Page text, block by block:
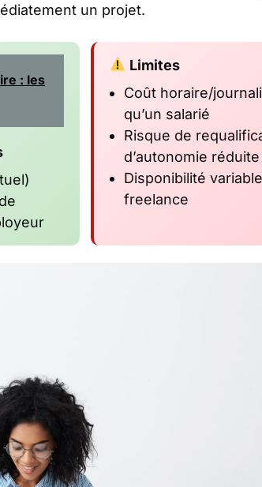
un projet.
: les
Limites
Coût horaire/
qu’un salarié
Risque de
d’autonomie réduite
Disponibilité
freelance